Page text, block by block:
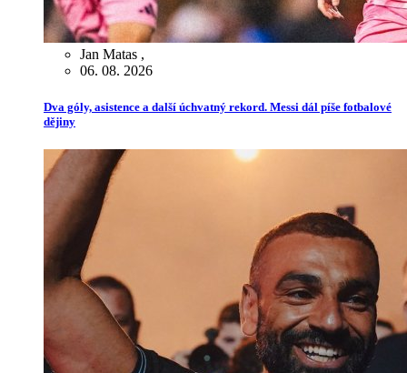
Jan Matas ,
06. 08. 2026
Dva góly, asistence a další úchvatný rekord. Messi dál píše fotbalové
dějiny